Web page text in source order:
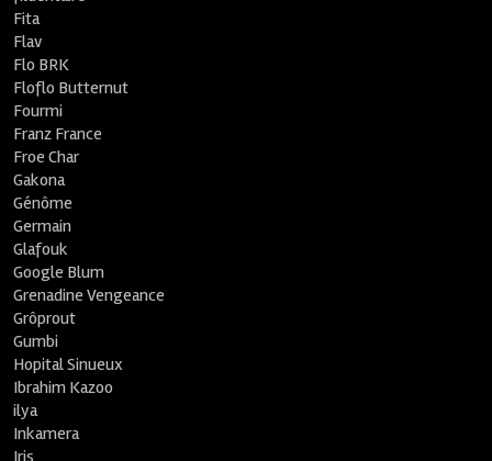
Fita
Flav
Flo BRK
Floflo Butternut
Fourmi
Franz France
Froe Char
Gakona
Génôme
Germain
Glafouk
Google Blum
Grenadine Vengeance
Grôprout
Gumbi
Hopital Sinueux
Ibrahim Kazoo
ilya
Inkamera
Iris